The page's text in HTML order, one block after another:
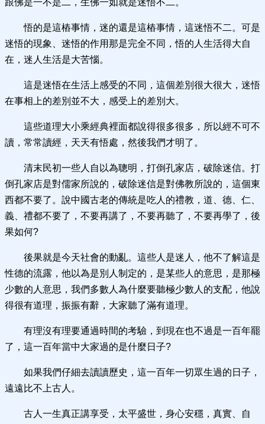
跟佛是一不是二，生佛一如就是迷悟不二。
悟的是這樁事情，迷的還是這樁事情，這迷悟不二。可是
迷悟的現象、迷悟的作用那是完全不同，悟的人生活得大自
在，迷人生活是大苦惱。
這是迷悟在生活上感受的不同，這個差別很大很大，迷悟
在事相上的差別並不大，感受上的差別大。
這些道理大小乘經典裡面都說得很多很多，所以經不可不
讀，常常讀經，天天有悟處，然後我們才明了。
清末民初一些人自以為聰明，打倒孔家店，破除迷信。打
倒孔家店是對儒家所說的，破除迷信是對佛教所說的，這個東
西都不要了。說中國古老的傳統是吃人的禮教，道、德、仁、
義、禮都不要了，不要再講了，不要再聽了，不要再學了，後
果如何?
後果就是今天社會的動亂。這些人是迷人，他不了解這是
性德的流露，他以為是別人制定的，是某些人的意思，是那極
少數的人意思，我們多數人為什麼要聽極少數人的支配，他說
得很有道理，振振有辭，大家聽了滿有道理。
有理沒有理要通過時間的考驗，到現在也不過是一百年罷
了，這一百年當中大家過的是什麼日子?
如果我們仔細去讀讀歷史，這一百年一切眾生過的日子，
遠遠比不上古人。
古人一生真正講享受，太平盛世，身心安穩，真實、自